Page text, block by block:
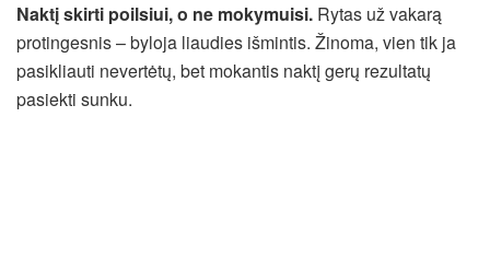
Naktį skirti poilsiui, o ne mokymuisi. Rytas už vakarą
protingesnis – byloja liaudies išmintis. Žinoma, vien tik ja
pasikliauti nevertėtų, bet mokantis naktį gerų rezultatų
pasiekti sunku.